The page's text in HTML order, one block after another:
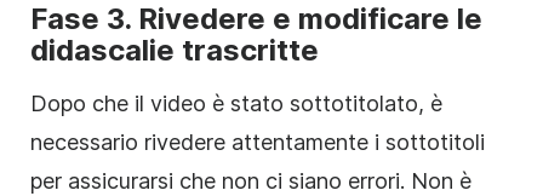
Fase 3. Rivedere e modificare le
didascalie trascritte
Dopo che il video è stato sottotitolato, è
necessario rivedere attentamente i sottotitoli
per assicurarsi che non ci siano errori. Non è